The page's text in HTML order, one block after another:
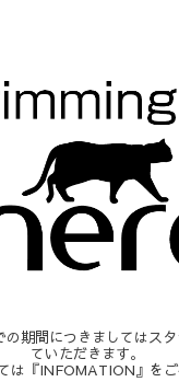
期間につきましてはス
ていただきます。
は『INFOMATION』をご